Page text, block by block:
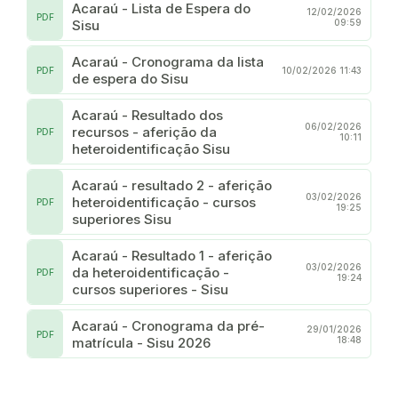
Acaraú - Lista de Espera do
Sisu
PDF
12/02/2026
09:59
Acaraú - Cronograma da lista
de espera do Sisu
PDF 10/02/2026 11:43
Acaraú - Resultado dos
recursos - aferição da
heteroidentificação Sisu
PDF
06/02/2026
10:11
Acaraú - resultado 2 - aferição
heteroidentificação - cursos
superiores Sisu
PDF
03/02/2026
19:25
Acaraú - Resultado 1 - aferição
da heteroidentificação -
cursos superiores - Sisu
PDF
03/02/2026
19:24
Acaraú - Cronograma da pré-
matrícula - Sisu 2026
PDF
29/01/2026
18:48